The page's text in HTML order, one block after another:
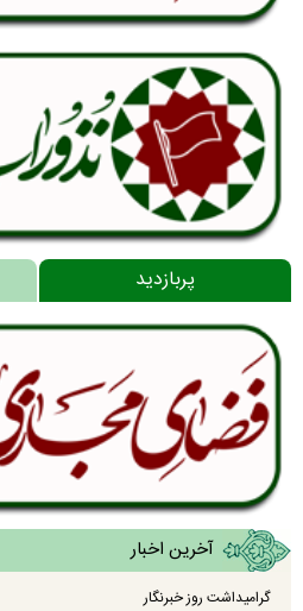
پربازدید
آخرین اخبار
گرامیداشت روز خبرنگار